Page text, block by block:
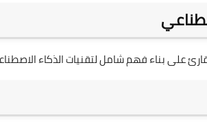
على بناء فهم شامل لتقنيات الذكاء